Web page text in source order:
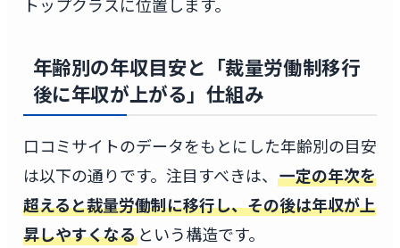
年齢別の年収目安と「裁量労働制移行
後に年収が上がる」仕組み
口コミサイトのデータをもとにした年齢別の目安
は以下の通りです。注目すべきは、 一定の年次を
超えると裁量労働制に移行し、その後は年収が上
昇しやすくなるという構造です。